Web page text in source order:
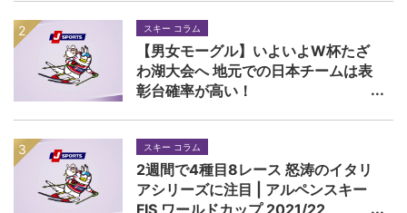
スキー コラム
【男女モーグル】いよいよW杯たざ
わ湖大会へ 地元での日本チームは表
彰台確率が高い！
スキー コラム
2週間で4種目8レース 怒涛のイタリ
アシリーズに注目 | アルペンスキー
FIS ワールドカップ 2021/22